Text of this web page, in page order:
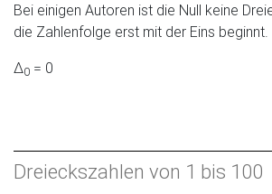
Bei einigen Autoren ist die Null keine
die Zahlenfolge erst mit der Eins beginnt.
Δ0 = 0
Dreieckszahlen von 1 bis 100